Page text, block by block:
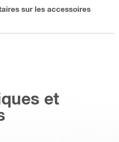
sur les accessoires
et